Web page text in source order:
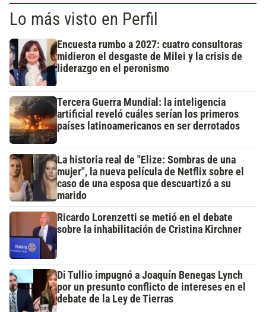
Lo más visto en Perfil
Encuesta rumbo a 2027: cuatro consultoras
midieron el desgaste de Milei y la crisis de
liderazgo en el peronismo
Tercera Guerra Mundial: la inteligencia
artificial reveló cuáles serían los primeros
países latinoamericanos en ser derrotados
La historia real de "Elize: Sombras de una
mujer", la nueva película de Netflix sobre el
caso de una esposa que descuartizó a su
marido
Ricardo Lorenzetti se metió en el debate
sobre la inhabilitación de Cristina Kirchner
Di Tullio impugnó a Joaquín Benegas Lynch
por un presunto conflicto de intereses en el
debate de la Ley de Tierras